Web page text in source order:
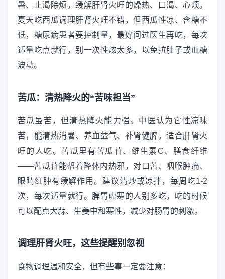
暑、止渴除烦，缓解肝肾火旺的燥热、口渴、心烦。
夏天吃西瓜调理肝肾火旺不错，但西瓜性凉、含糖不
低，糖尿病患者要控制量，最好问过医生再吃，每次
适量吃点就行，别一次性炫太多，以免拉肚子或血糖
波动。
苦瓜：清热降火的“苦味担当”
苦瓜虽苦，但清热降火能力强。中医认为它性凉味
苦，能清热消暑、养血益气、补肾健脾，适合肝肾火
旺的人吃。苦瓜里有苦瓜苷、维生素C、膳食纤维
——苦瓜苷能帮着降体内热邪，对口苦、咽喉肿痛、
眼睛红肿有缓解作用。建议清炒或凉拌，每周吃1-2
次，每次适量就行。脾胃虚寒的人别多吃，吃的时候
可以配点大蒜、生姜中和寒性，减少对肠胃的刺激。
调理肝肾火旺，这些提醒别忽视
食物调理温和安全，但有些事一定要注意：